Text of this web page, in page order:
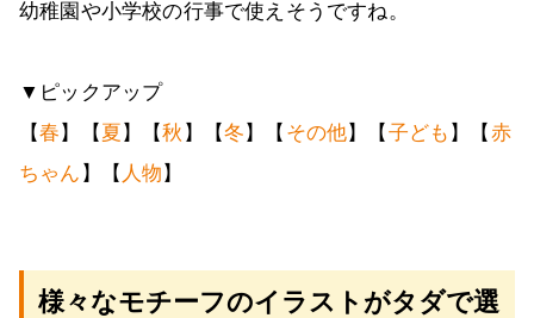
幼稚園や小学校の行事で使えそうですね。
▼ピックアップ
【春 】【 夏 】【秋 】【冬 】【 その他】【 子ども 】【 赤
ちゃん 】【 人物 】
様々なモチーフのイラストがタダで選